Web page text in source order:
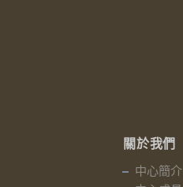
關於我們
中心簡介